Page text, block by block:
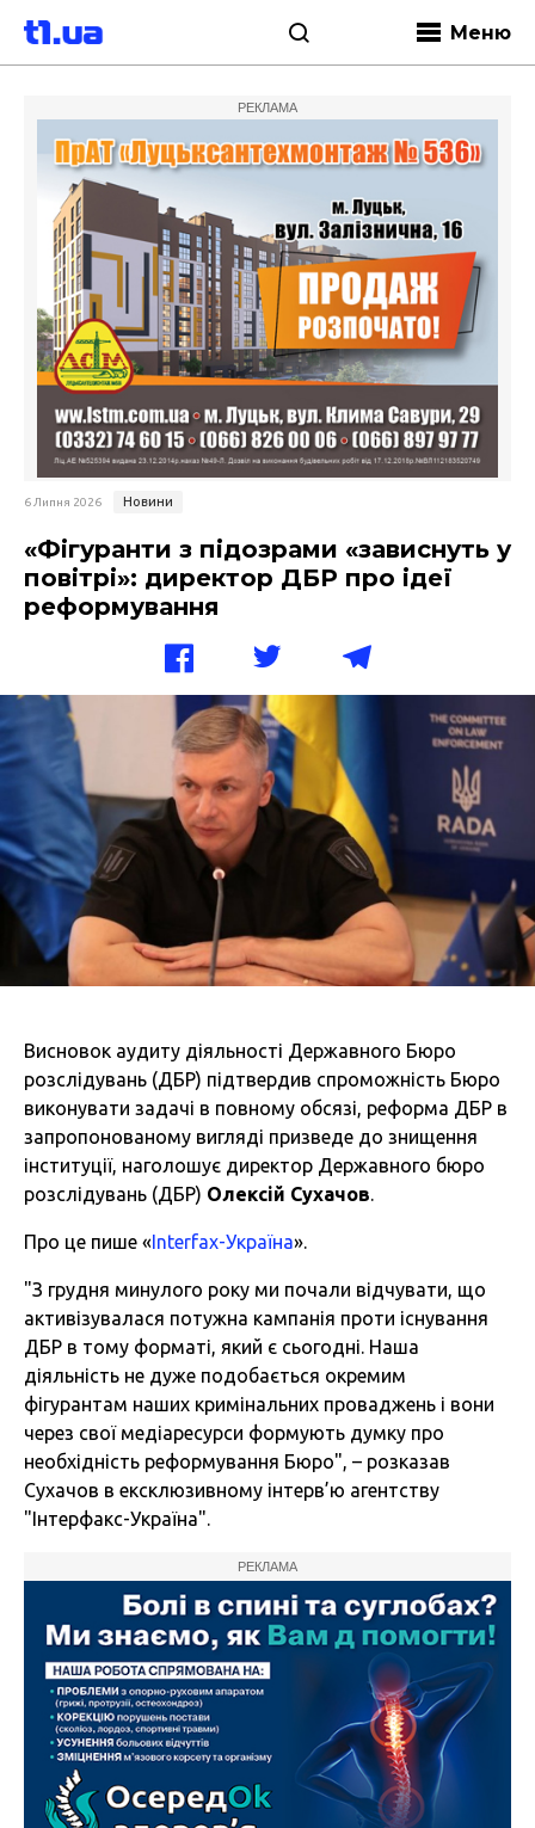
Меню
РЕКЛАМА
6 Липня 2026 Новини
«Фігуранти з підозрами «зависнуть у
повітрі»: директор ДБР про ідеї
реформування
Висновок аудиту діяльності Державного Бюро
розслідувань (ДБР) підтвердив спроможність Бюро
виконувати задачі в повному обсязі, реформа ДБР в
запропонованому вигляді призведе до знищення
інституції, наголошує директор Державного бюро
розслідувань (ДБР) Олексій Сухачов.
Про це пише «Іnterfax-Україна».
"З грудня минулого року ми почали відчувати, що
активізувалася потужна кампанія проти існування
ДБР в тому форматі, який є сьогодні. Наша
діяльність не дуже подобається окремим
фігурантам наших кримінальних проваджень і вони
через свої медіаресурси формують думку про
необхідність реформування Бюро", – розказав
Сухачов в ексклюзивному інтерв’ю агентству
"Інтерфакс-Україна".
РЕКЛАМА